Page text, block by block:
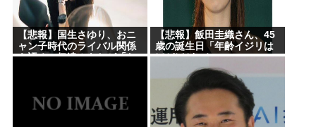
【悲報】国生さゆり、おニ
ャン子時代のライバル関係
を語る 伊達みきおが「た
【悲報】飯田圭織さん、45
歳の誕生日「年齢イジリは
ほどほどにね」